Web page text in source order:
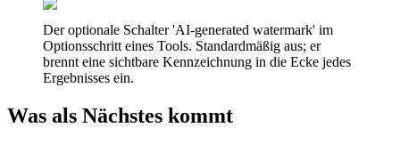
Der optionale Schalter 'AI-generated watermark' im
Optionsschritt eines Tools. Standardmäßig aus; er
brennt eine sichtbare Kennzeichnung in die Ecke jedes
Ergebnisses ein.
Was als Nächstes kommt